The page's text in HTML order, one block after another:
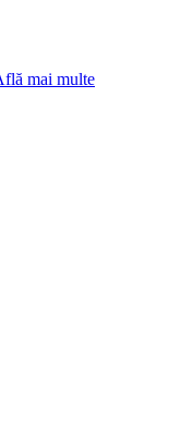
mai multe